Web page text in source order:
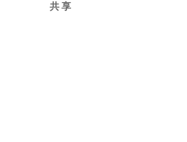
共享